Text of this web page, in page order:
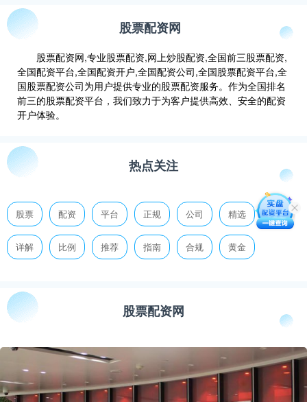
股票配资网
股票配资网,专业股票配资,网上炒股配资,全国前三股票配资,
全国配资平台,全国配资开户,全国配资公司,全国股票配资平台,全
国股票配资公司为用户提供专业的股票配资服务。作为全国排名
前三的股票配资平台，我们致力于为客户提供高效、安全的配资
开户体验。
热点关注
股票 配资 平台 正规 公司 精选
详解 比例 推荐 指南 合规 黄金
股票配资网